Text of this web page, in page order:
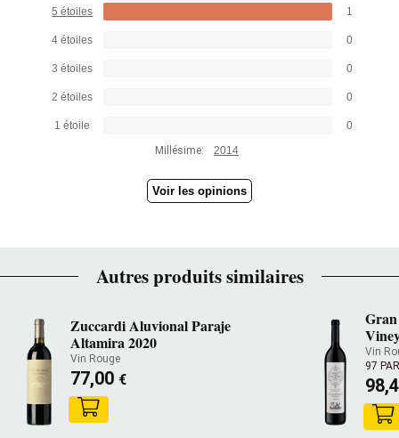
5 étoiles 1
4 étoiles 0
3 étoiles 0
2 étoiles 0
1 étoile
0
Millésime:
2014
Voir les opinions
Autres produits similaires
Zuccardi Aluvional Paraje
Altamira 2020
Vin Rouge
77,00 €
Vin
97